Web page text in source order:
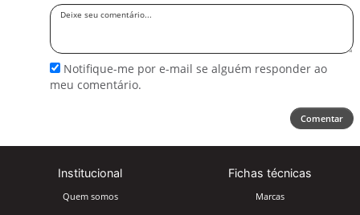
Deixe
Notifique-me por e-mail se alguém responder ao
meu comentário.
Comentar
Institucional
Quem somos
Fichas técnicas
Marcas